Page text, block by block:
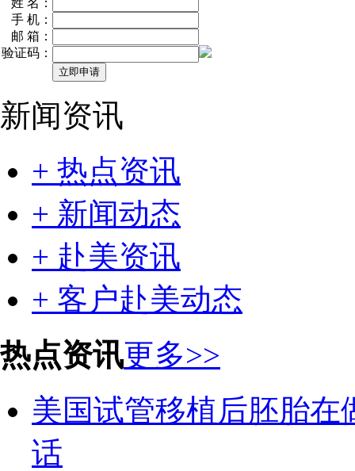
手 机：
邮 箱：
验证码：
新闻资讯
+ 热点资讯
+ 新闻动态
+ 赴美资讯
+ 客户赴美动态
热点资讯更多>>
美国试管移植后胚胎
话